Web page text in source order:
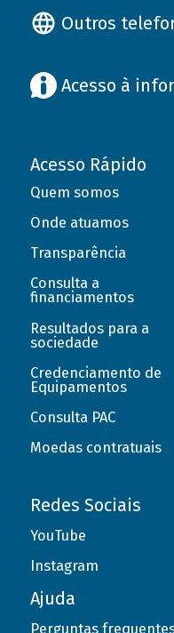
Outros
Acesso à
Acesso Rápido
Quem somos
Onde atuamos
Transparência
Consulta a
financiamentos
Resultados para a
sociedade
Credenciamento de
Equipamentos
Consulta PAC
Moedas contratuais
Redes Sociais
YouTube
Instagram
Ajuda
Perguntas